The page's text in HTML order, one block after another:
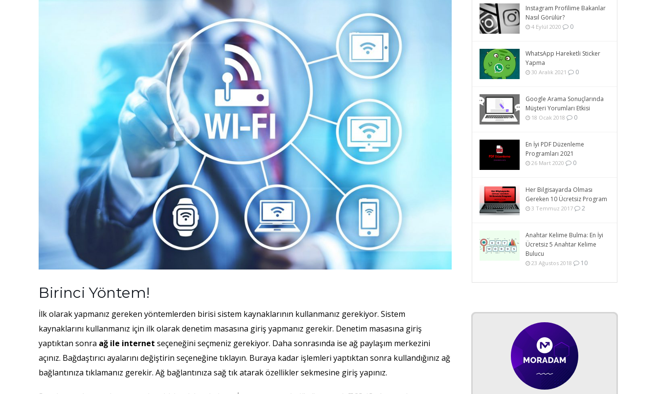
Birinci Yöntem!
İlk olarak yapmanız gereken yöntemlerden birisi sistem kaynaklarının kullanmanız gerekiyor. Sistem
kaynaklarını kullanmanız için ilk olarak denetim masasına giriş yapmanız gerekir. Denetim masasına giriş
yaptıktan sonra ağ ile internet seçeneğini seçmeniz gerekiyor. Daha sonrasında ise ağ paylaşım merkezini
açınız. Bağdaştırıcı ayalarını değiştirin seçeneğine tıklayın. Buraya kadar işlemleri yaptıktan sonra kullandığınız ağ
bağlantınıza tıklamanız gerekir. Ağ bağlantınıza sağ tık atarak özellikler sekmesine giriş yapınız.
Instagram Profilime Bakanlar
Nasıl Görülür?
4 Eylül 2020 0
WhatsApp Hareketli Sticker
Yapma
30 Aralık 2021 0
Google Arama Sonuçlarında
Müşteri Yorumları Etkisi
18 Ocak 2018 0
En İyi PDF Düzenleme
Programları 2021
26 Mart 2020 0
Her Bilgisayarda Olması
Gereken 10 Ücretsiz Program
3 Temmuz 2017 2
Anahtar Kelime Bulma: En İyi
Ücretsiz 5 Anahtar Kelime
Bulucu
23 Ağustos 2018 10